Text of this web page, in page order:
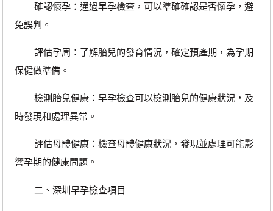
確認懷孕：通過早孕檢查，可以準確確認是否懷孕，避
免誤判。
評估孕周：了解胎兒的發育情況，確定預產期，為孕期
保健做準備。
檢測胎兒健康：早孕檢查可以檢測胎兒的健康狀況，及
時發現和處理異常。
評估母體健康：檢查母體健康狀況，發現並處理可能影
響孕期的健康問題。
二、深圳早孕檢查項目